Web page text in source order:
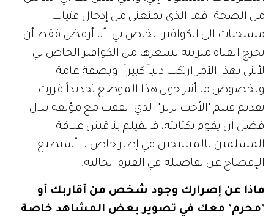
من الصحة. فما الذي يمنعني من إدخال فتيات
مسيحيات إلى الكوافير الخاص بي. أنا أرفض فقط أن
تخرج الفتاة متزينة بشعرها من الكوافير الخاص بي
لأنني بهذا الأمر ارتكب ذنباً كبيراً. وبصفة عامة
وبخصوص ما أثير حول هذا الموضع تحديداً قررت
تقديم فيلم "الأخت تريز" الذي اتفقت مع مؤلفه بلال
فضل أن يقوم بكتابته، فالفيلم يناقش علاقة
المسلمين بالمسيحين في إطار خاص لا أستطيع
الإفصاح عن تفاصيله في الفترة الحالية.
ماذا عن إصرارك وجود شخص من أقاربك أو
"محرم" معك في تصوير بعض المشاهد خاصة